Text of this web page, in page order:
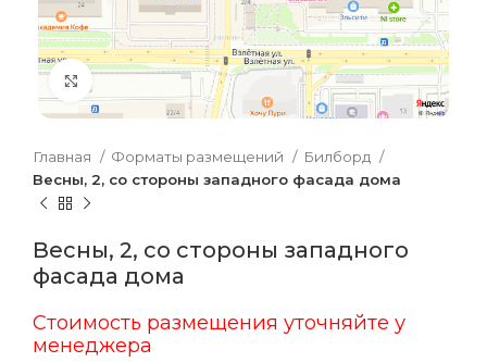
Главная Форматы размещений
Билборд
Весны, 2, со стороны западного фасада дома
Весны, 2, со стороны западного
фасада дома
Стоимость размещения уточняйте у
менеджера